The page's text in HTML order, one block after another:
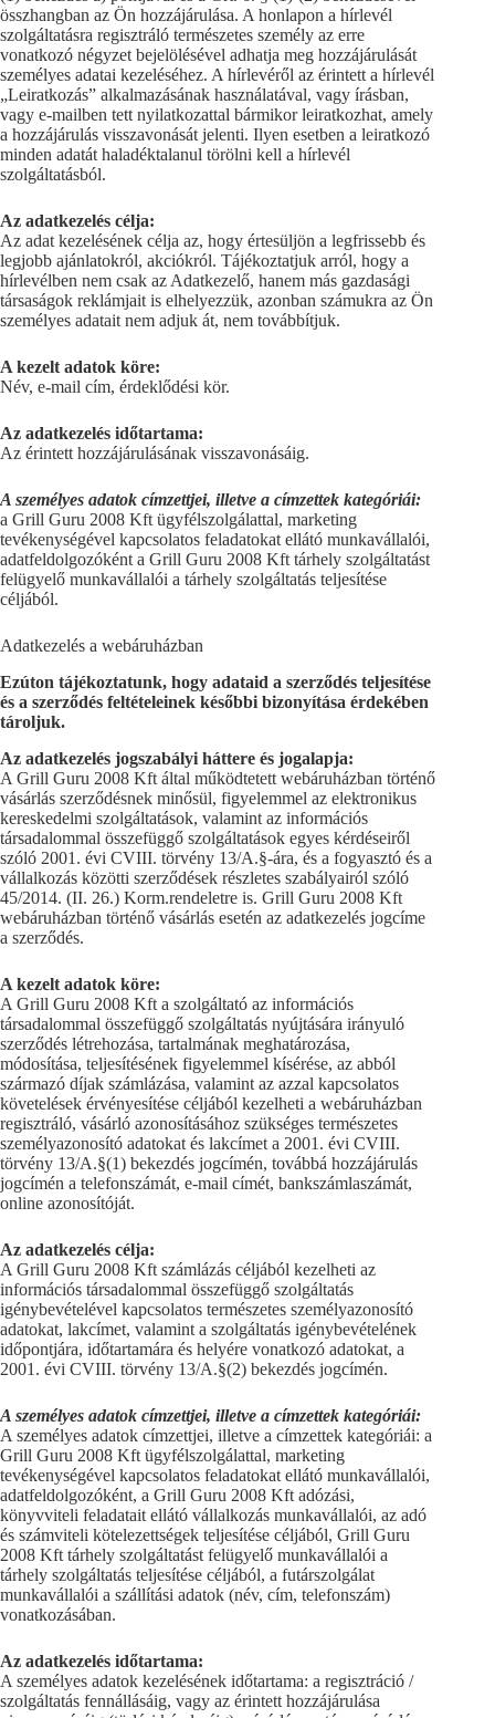
összhangban az Ön hozzájárulása. A honlapon a hírlevél
szolgáltatásra regisztráló természetes személy az erre
vonatkozó négyzet bejelölésével adhatja meg hozzájárulását
személyes adatai kezeléséhez. A hírlevéről az érintett a hírlevél
„Leiratkozás” alkalmazásának használatával, vagy írásban,
vagy e-mailben tett nyilatkozattal bármikor leiratkozhat, amely
a hozzájárulás visszavonását jelenti. Ilyen esetben a leiratkozó
minden adatát haladéktalanul törölni kell a hírlevél
szolgáltatásból.
Az adatkezelés célja:
Az adat kezelésének célja az, hogy értesüljön a legfrissebb és
legjobb ajánlatokról, akciókról. Tájékoztatjuk arról, hogy a
hírlevélben nem csak az Adatkezelő, hanem más gazdasági
társaságok reklámjait is elhelyezzük, azonban számukra az Ön
személyes adatait nem adjuk át, nem továbbítjuk.
A kezelt adatok köre:
Név, e-mail cím, érdeklődési kör.
Az adatkezelés időtartama:
Az érintett hozzájárulásának visszavonásáig.
A személyes adatok címzettjei, illetve a címzettek kategóriái:
a Grill Guru 2008 Kft ügyfélszolgálattal, marketing
tevékenységével kapcsolatos feladatokat ellátó munkavállalói,
adatfeldolgozóként a Grill Guru 2008 Kft tárhely szolgáltatást
felügyelő munkavállalói a tárhely szolgáltatás teljesítése
céljából.
Adatkezelés a webáruházban
Ezúton tájékoztatunk, hogy adataid a szerződés teljesítése
és a szerződés feltételeinek későbbi bizonyítása érdekében
tároljuk.
Az adatkezelés jogszabályi háttere és jogalapja:
A Grill Guru 2008 Kft által működtetett webáruházban történő
vásárlás szerződésnek minősül, figyelemmel az elektronikus
kereskedelmi szolgáltatások, valamint az információs
társadalommal összefüggő szolgáltatások egyes kérdéseiről
szóló 2001. évi CVIII. törvény 13/A.§-ára, és a fogyasztó és a
vállalkozás közötti szerződések részletes szabályairól szóló
45/2014. (II. 26.) Korm.rendeletre is. Grill Guru 2008 Kft
webáruházban történő vásárlás esetén az adatkezelés jogcíme
a szerződés.
A kezelt adatok köre:
A Grill Guru 2008 Kft a szolgáltató az információs
társadalommal összefüggő szolgáltatás nyújtására irányuló
szerződés létrehozása, tartalmának meghatározása,
módosítása, teljesítésének figyelemmel kísérése, az abból
származó díjak számlázása, valamint az azzal kapcsolatos
követelések érvényesítése céljából kezelheti a webáruházban
regisztráló, vásárló azonosításához szükséges természetes
személyazonosító adatokat és lakcímet a 2001. évi CVIII.
törvény 13/A.§(1) bekezdés jogcímén, továbbá hozzájárulás
jogcímén a telefonszámát, e-mail címét, bankszámlaszámát,
online azonosítóját.
Az adatkezelés célja:
A Grill Guru 2008 Kft számlázás céljából kezelheti az
információs társadalommal összefüggő szolgáltatás
igénybevételével kapcsolatos természetes személyazonosító
adatokat, lakcímet, valamint a szolgáltatás igénybevételének
időpontjára, időtartamára és helyére vonatkozó adatokat, a
2001. évi CVIII. törvény 13/A.§(2) bekezdés jogcímén.
A személyes adatok címzettjei, illetve a címzettek kategóriái:
A személyes adatok címzettjei, illetve a címzettek kategóriái: a
Grill Guru 2008 Kft ügyfélszolgálattal, marketing
tevékenységével kapcsolatos feladatokat ellátó munkavállalói,
adatfeldolgozóként, a Grill Guru 2008 Kft adózási,
könyvviteli feladatait ellátó vállalkozás munkavállalói, az adó
és számviteli kötelezettségek teljesítése céljából, Grill Guru
2008 Kft tárhely szolgáltatást felügyelő munkavállalói a
tárhely szolgáltatás teljesítése céljából, a futárszolgálat
munkavállalói a szállítási adatok (név, cím, telefonszám)
vonatkozásában.
Az adatkezelés időtartama:
A személyes adatok kezelésének időtartama: a regisztráció /
szolgáltatás fennállásáig, vagy az érintett hozzájárulása